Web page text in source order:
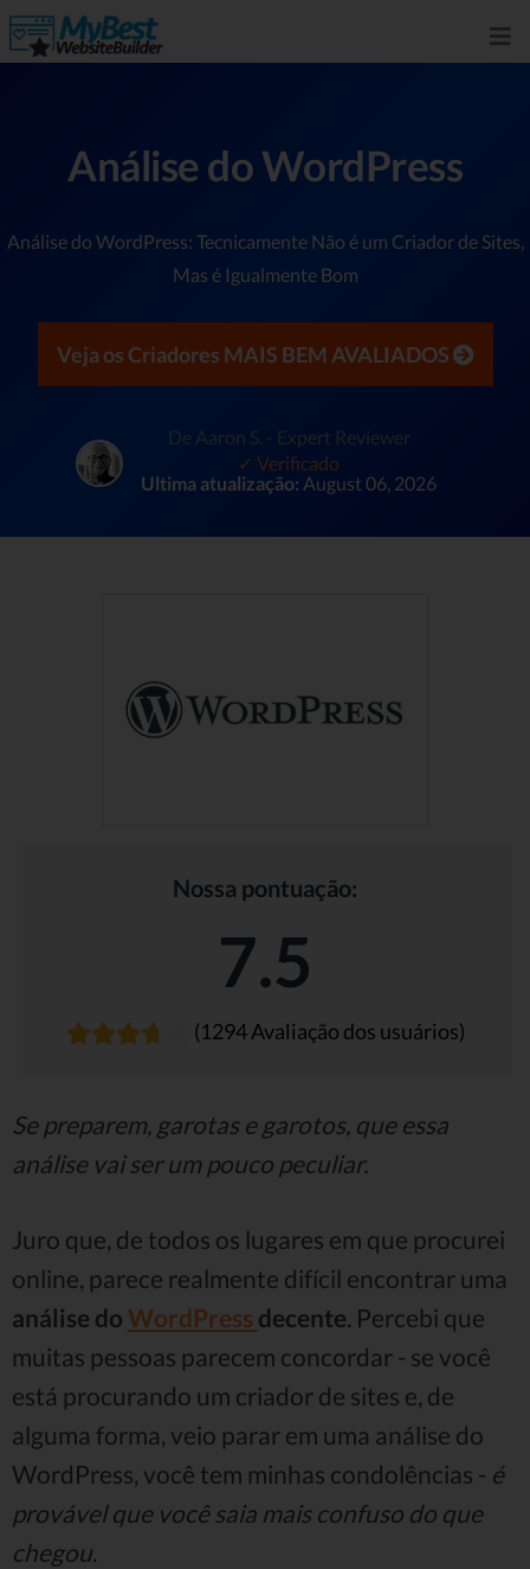
Análise do WordPress
Análise do WordPress: Tecnicamente Não é um Criador de Sites,
Mas é Igualmente Bom
Veja os Criadores MAIS BEM AVALIADOS
De Aaron S. - Expert Reviewer
✓ Verificado
Ultima atualização: August 06, 2026
Nossa pontuação:
7.5
(1294 Avaliação dos usuários)
Se preparem, garotas e garotos, que essa
análise vai ser um pouco peculiar.
Juro que, de todos os lugares em que procurei
online, parece realmente difícil encontrar uma
análise do WordPress decente. Percebi que
muitas pessoas parecem concordar - se você
está procurando um criador de sites e, de
alguma forma, veio parar em uma análise do
WordPress, você tem minhas condolências - é
provável que você saia mais confuso do que
chegou.